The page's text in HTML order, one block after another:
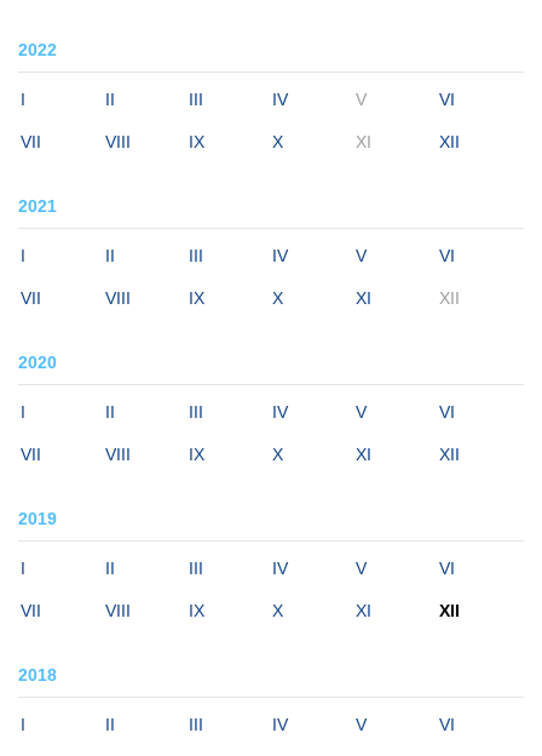
2022
I II III IV V VI
VII VIII IX X XI XII
2021
I II III IV V VI
VII VIII IX X XI XII
2020
I II III IV V VI
VII VIII IX X XI XII
2019
I II III IV V VI
VII VIII IX X XI XII
2018
I II III IV V VI